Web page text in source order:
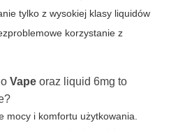
tylko z wysokiej klasy liquidów
korzystanie z
Vape oraz liquid 6mg to
mocy i komfortu użytkowania.